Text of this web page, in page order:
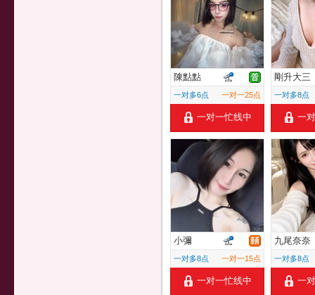
陳點點
一对多6点 一对一25点
一对一忙线中
剛升大三
一对多8点
一
小彌
一对多8点 一对一15点
一对一忙线中
九尾奈奈
一对多8点
一